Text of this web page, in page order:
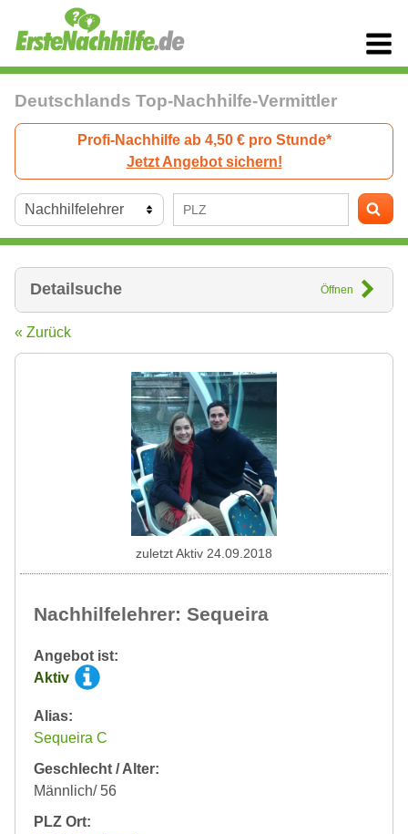
Deutschlands Top-Nachhilfe-Vermittler
Profi-Nachhilfe ab 4,50 € pro Stunde*
Jetzt Angebot sichern!
Detailsuche Öffnen
« Zurück
Nachhilfelehrer: Sequeira
Angebot ist:
Aktiv
Alias:
Sequeira C
Geschlecht / Alter:
Männlich/ 56
PLZ Ort:
zuletzt Aktiv 24.09.2018